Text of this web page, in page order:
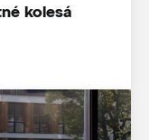
kolesá